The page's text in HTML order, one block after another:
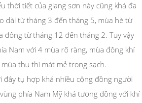
thời tiết của giang sơn này cũng khá đa
dài từ tháng 3 đến tháng 5, mùa hè từ
từ tháng 12 đến tháng 2. Tuy vậy
Nam với 4 mùa rõ ràng, mùa đông khí
thu thì mát mẻ trong sạch.
đây tụ hợp khá nhiều cộng đồng người
phía Nam Mỹ khá tương đồng với khí